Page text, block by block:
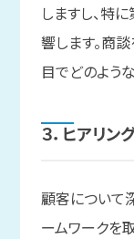
しますし、特
響します。商
目でどのよう
３． ヒアリン
顧客について
ームワークを